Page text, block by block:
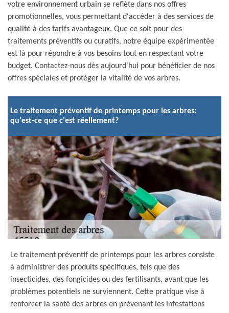
votre environnement urbain se reflète dans nos offres
promotionnelles, vous permettant d'accéder à des services de
qualité à des tarifs avantageux. Que ce soit pour des
traitements préventifs ou curatifs, notre équipe expérimentée
est là pour répondre à vos besoins tout en respectant votre
budget. Contactez-nous dès aujourd'hui pour bénéficier de nos
offres spéciales et protéger la vitalité de vos arbres.
Le traitement préventif de printemps pour les arbres:
qu'est-ce que c'est réellement?
Le traitement préventif de printemps pour les arbres consiste
à administrer des produits spécifiques, tels que des
insecticides, des fongicides ou des fertilisants, avant que les
problèmes potentiels ne surviennent. Cette pratique vise à
renforcer la santé des arbres en prévenant les infestations